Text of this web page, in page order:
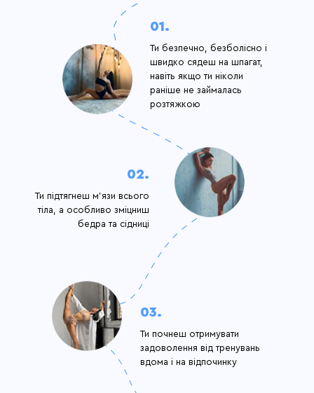
Ти безпечно, безболісно і
швидко сядеш на шпагат,
навіть якщо ти ніколи
раніше не займалась
розтяжкою
01.
Ти почнеш отримувати
задоволення від тренувань
вдома і на відпочинку
03.
Ти підтягнеш м'язи всього
тіла, а особливо зміцниш
бедра та сідниці
02.